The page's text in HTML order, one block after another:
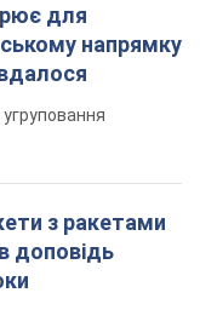
для
напрямку
з ракетами
доповідь